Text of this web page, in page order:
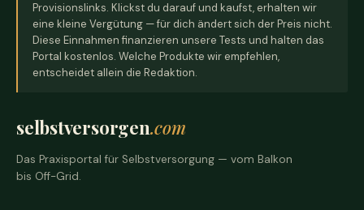
Provisionslinks. Klickst du darauf und kaufst, erhalten wir
eine kleine Vergütung — für dich ändert sich der Preis nicht.
Diese Einnahmen finanzieren unsere Tests und halten das
Portal kostenlos. Welche Produkte wir empfehlen,
entscheidet allein die Redaktion.
selbstversorgen.com
Das Praxisportal für Selbstversorgung — vom Balkon
bis Off-Grid.